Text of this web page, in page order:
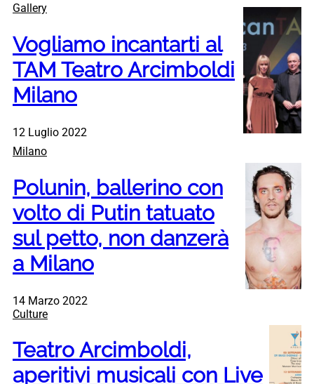
Gallery
Vogliamo incantarti al
TAM Teatro Arcimboldi
Milano
12 Luglio 2022
Milano
Polunin, ballerino con
volto di Putin tatuato
sul petto, non danzerà
a Milano
14 Marzo 2022
Culture
Teatro Arcimboldi,
aperitivi musicali con Live